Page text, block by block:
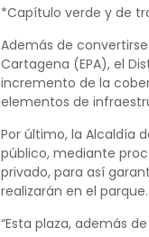
*Capítulo verde y de
Además de
Cartagena (EPA), el
incremento de la
elementos de
Por último, la Alcaldía
público, mediante
privado, para así
realizarán en el parque.
“Esta plaza, además